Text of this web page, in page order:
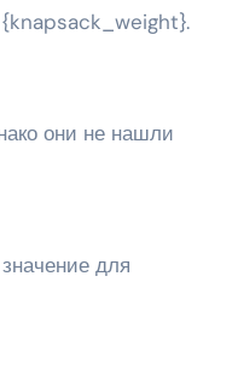
{knapsack_weight}.
они не нашли
для